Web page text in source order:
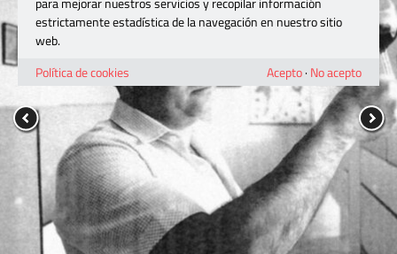
estrictamente estadística de la navegación en nuestro sitio
web.
Política de cookies
Acepto· No acepto